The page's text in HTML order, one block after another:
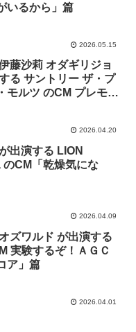
いるから」篇
2026.05.15
藤沙莉 オダギリジョ
る サントリー ザ・プ
モルツ のCM プレモル
2026.04.20
出演する LION
のCM「乾燥気にな
2026.04.09
ズワルド が出演する
実験するぞ！ＡＧＣ
ア」篇
2026.04.01